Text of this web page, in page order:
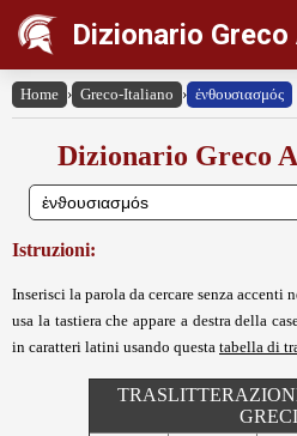
Dizionario
Home › Greco-Italiano › ἐνθουσιασμός
Dizionario Greco
Istruzioni:
Inserisci la parola da cercare senza accenti
usa la tastiera che appare a destra della
in caratteri latini usando questa tabella di
GRECI